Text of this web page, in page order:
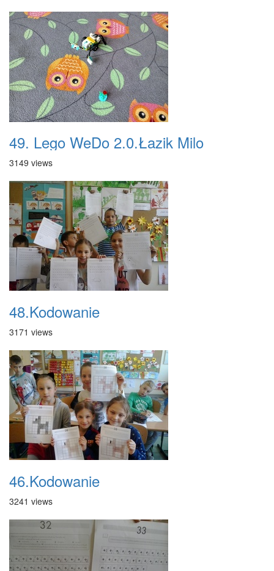
49. Lego WeDo 2.0.Łazik Milo
3149 views
48.Kodowanie
3171 views
46.Kodowanie
3241 views